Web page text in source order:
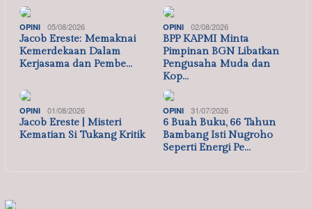
OPINI 05/08/2026
Jacob Ereste: Memaknai
Kemerdekaan Dalam
Kerjasama dan Pembe…
OPINI 02/08/2026
BPP KAPMI Minta
Pimpinan BGN Libatkan
Pengusaha Muda dan
Kop…
OPINI 01/08/2026
Jacob Ereste | Misteri
Kematian Si Tukang Kritik
OPINI 31/07/2026
6 Buah Buku, 66 Tahun
Bambang Isti Nugroho
Seperti Energi Pe…